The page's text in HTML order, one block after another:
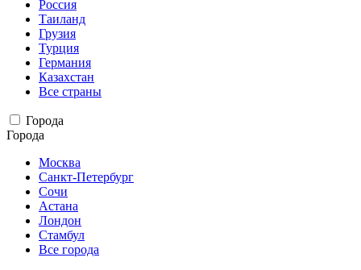
Россия
Таиланд
Грузия
Турция
Германия
Казахстан
Все страны
Города
Города
Москва
Санкт-Петербург
Сочи
Астана
Лондон
Стамбул
Все города